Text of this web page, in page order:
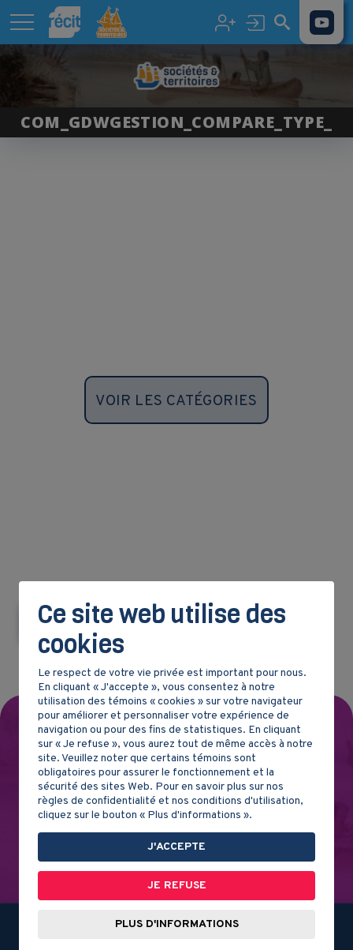
Aller au contenu principal
COM_GDWGESTION_COMPARE_TYPE_
VOIR LES CATÉGORIES
Retour à la ligne du temps
Ce site web utilise des
cookies
Le respect de votre vie privée est important pour nous.
En cliquant « J'accepte », vous consentez à notre
utilisation des témoins « cookies » sur votre navigateur
pour améliorer et personnaliser votre expérience de
navigation ou pour des fins de statistiques. En cliquant
sur « Je refuse », vous aurez tout de même accès à notre
site. Veuillez noter que certains témoins sont
obligatoires pour assurer le fonctionnement et la
sécurité des sites Web. Pour en savoir plus sur nos
règles de confidentialité et nos conditions d'utilisation,
cliquez sur le bouton « Plus d'informations ».
J'ACCEPTE
JE REFUSE
PLUS D'INFORMATIONS